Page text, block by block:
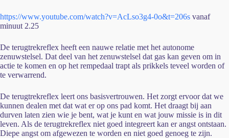
https://www.youtube.com/watch?v=AcLso3g4-0o&t=206s vanaf
minuut 2.25
De terugtrekreflex heeft een nauwe relatie met het autonome
zenuwstelsel. Dat deel van het zenuwstelsel dat gas kan geven om in
actie te komen en op het rempedaal trapt als prikkels teveel worden of
te verwarrend.
De terugtrekreflex leert ons basisvertrouwen. Het zorgt ervoor dat we
kunnen dealen met dat wat er op ons pad komt. Het draagt bij aan
durven laten zien wie je bent, wat je kunt en wat jouw missie is in dit
leven. Als de terugtrekreflex niet goed integreert kan er angst ontstaan.
Diepe angst om afgewezen te worden en niet goed genoeg te zijn.